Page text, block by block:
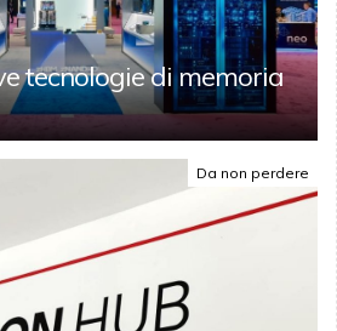
tecnologie di memoria
Da non perdere